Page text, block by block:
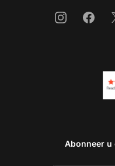
Instagram
Abonneer